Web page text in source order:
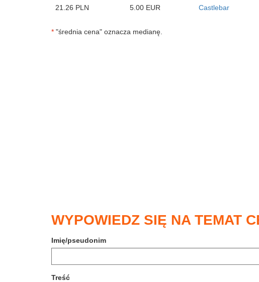
21.26 PLN 5.00 EUR Castlebar
* "średnia cena" oznacza medianę.
WYPOWIEDZ SIĘ NA TEMAT
Imię/pseudonim
Treść